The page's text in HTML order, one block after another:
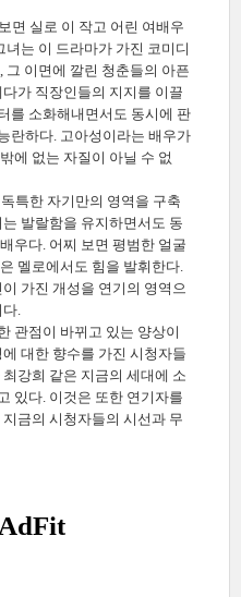
면 실로 이 작고 어린 여배우
는 이 드라마가 가진 코미디
그 이면에 깔린 청춘들의 아픈
가 직장인들의 지지를 이끌
를 소화해내면서도 동시에 판
란하다. 고아성이라는 배우가
에 없는 자질이 아닐 수 없
특한 자기만의 영역을 구축
발랄함을 유지하면서도 동
우다. 어찌 보면 평범한 얼굴
멜로에서도 힘을 발휘한다.
가진 개성을 연기의 영역으
다.
관점이 바뀌고 있는 양상이
대한 향수를 가진 시청자들
강희 같은 지금의 세대에 소
있다. 이것은 또한 연기자를
금의 시청자들의 시선과 무